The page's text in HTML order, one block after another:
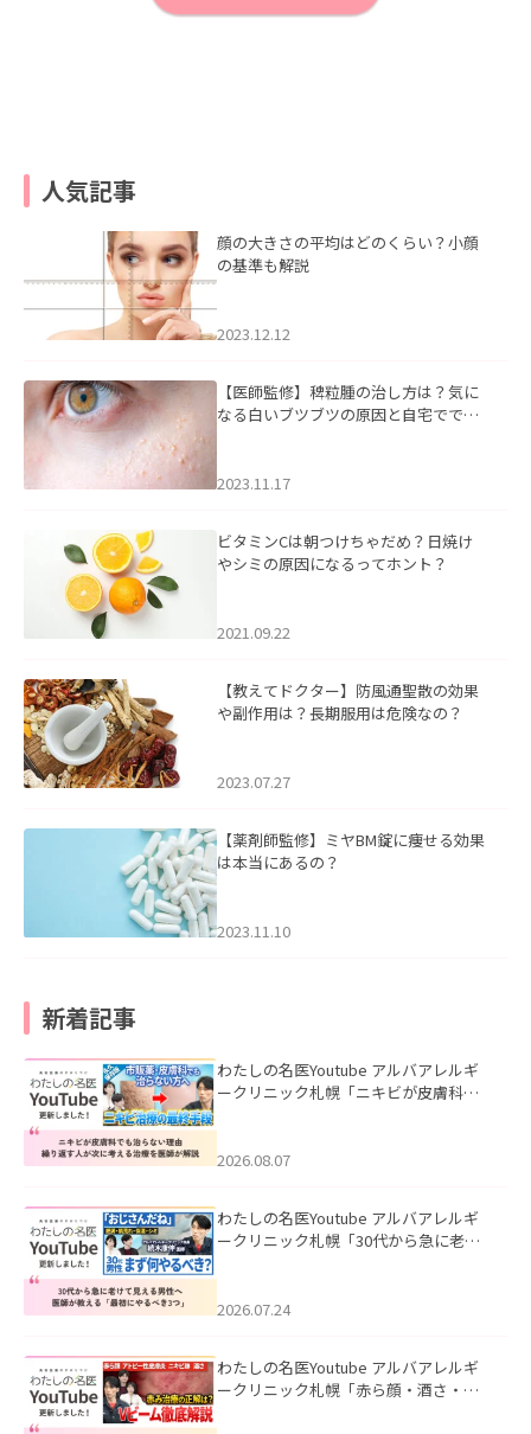
人気記事
顔の大きさの平均はどのくらい？小顔
の基準も解説
2023.12.12
【医師監修】稗粒腫の治し方は？気に
なる白いブツブツの原因と自宅ででき
2023.11.17
ビタミンCは朝つけちゃだめ？日焼け
やシミの原因になるってホント？
2021.09.22
【教えてドクター】防風通聖散の効果
や副作用は？長期服用は危険なの？
2023.07.27
【薬剤師監修】ミヤBM錠に痩せる効果
は本当にあるの？
2023.11.10
新着記事
わたしの名医Youtube アルバアレルギ
ークリニック札幌「ニキビが皮膚科で
ました。
2026.08.07
わたしの名医Youtube アルバアレルギ
ークリニック札幌「30代から急に老け
た。
2026.07.24
わたしの名医Youtube アルバアレルギ
ークリニック札幌「赤ら顔・酒さ・ニ